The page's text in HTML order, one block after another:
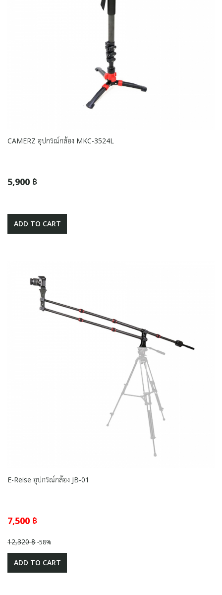
CAMERZ อุปกรณ์กล้อง MKC-3524L
5,900 ฿
ADD TO CART
E-Reise อุปกรณ์กล้อง JB-01
7,500 ฿
12,320 ฿-58%
ADD TO CART